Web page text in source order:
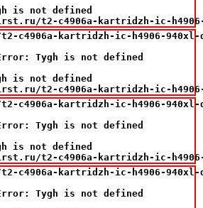
is not defined
t2-c4906a-kartridzh-ic-
kartridzh-ic-h4906-940xl-
Tygh is not defined
is not defined
t2-c4906a-kartridzh-ic-
kartridzh-ic-h4906-940xl-
Tygh is not defined
is not defined
t2-c4906a-kartridzh-ic-
kartridzh-ic-h4906-940xl-
Tygh is not defined